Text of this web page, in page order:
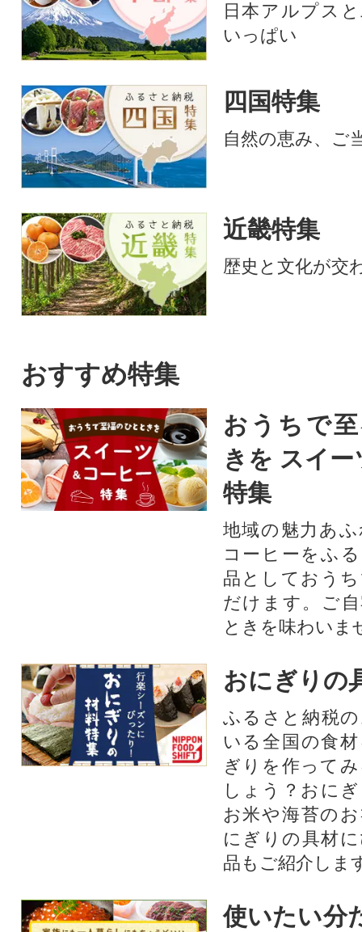
日本アルプス
いっぱい
四国特集
自然の恵み、ご
近畿特集
歴史と文化が交
おすすめ特集
おうちで
きを スイ
特集
地域の魅力あ
コーヒーをふ
品としておう
だけます。ご
ときを味わいま
おにぎりの
ふるさと納税
いる全国の食
ぎりを作って
しょう？おに
お米や海苔の
にぎりの具材
品もご紹介しま
使いたい分